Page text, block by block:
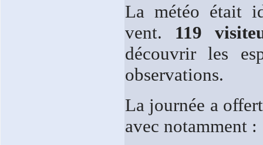
La météo était
vent. 119
découvrir les
observations.
La journée a
avec notamment :